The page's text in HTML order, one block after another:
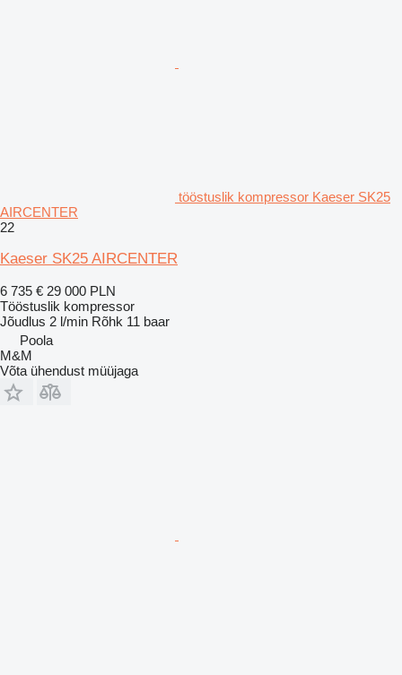
tööstuslik kompressor Kaeser SK25
AIRCENTER
22
Kaeser SK25 AIRCENTER
6 735 € 29 000 PLN
Tööstuslik kompressor
Jõudlus 2 l/min Rõhk 11 baar
Poola
M&M
Võta ühendust müüjaga